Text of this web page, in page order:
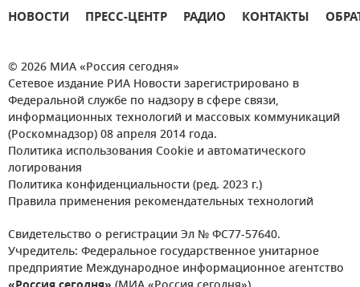
НОВОСТИ ПРЕСС-ЦЕНТР РАДИО КОНТАКТЫ
© 2026 МИА «Россия сегодня»
Сетевое издание РИА Новости зарегистрировано в
Федеральной службе по надзору в сфере связи,
информационных технологий и массовых коммуникаций
(Роскомнадзор) 08 апреля 2014 года.
Политика использования Cookie и автоматического
логирования
Политика конфиденциальности (ред. 2023 г.)
Правила применения рекомендательных технологий
Свидетельство о регистрации Эл № ФС77-57640.
Учредитель: Федеральное государственное унитарное
предприятие Международное информационное агентство